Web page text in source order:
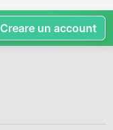
Creare un account